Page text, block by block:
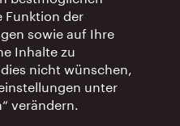
Uhr
Funktion der
sowie auf Ihre
Inhalte zu
nicht wünschen,
unter
verändern.